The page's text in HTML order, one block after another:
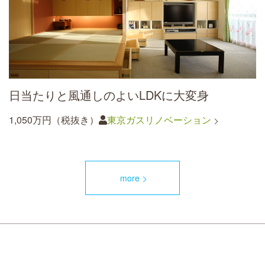
日当たりと風通しのよいLDKに大変身
1,050万円（税抜き） 東京ガスリノベーション
more